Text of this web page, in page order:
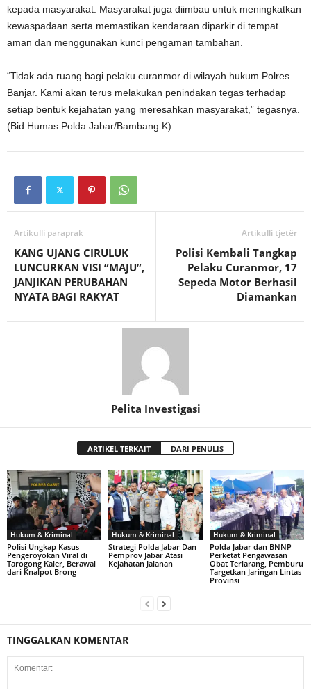
kepada masyarakat. Masyarakat juga diimbau untuk meningkatkan
kewaspadaan serta memastikan kendaraan diparkir di tempat
aman dan menggunakan kunci pengaman tambahan.
“Tidak ada ruang bagi pelaku curanmor di wilayah hukum Polres
Banjar. Kami akan terus melakukan penindakan tegas terhadap
setiap bentuk kejahatan yang meresahkan masyarakat,” tegasnya.
(Bid Humas Polda Jabar/Bambang.K)
Artikulli paraprak
KANG UJANG CIRULUK
LUNCURKAN VISI “MAJU”,
JANJIKAN PERUBAHAN
NYATA BAGI RAKYAT
Artikulli tjetër
Polisi Kembali Tangkap
Pelaku Curanmor, 17
Sepeda Motor Berhasil
Diamankan
Pelita Investigasi
ARTIKEL TERKAIT DARI PENULIS
Hukum & Kriminal
Polisi Ungkap Kasus
Pengeroyokan Viral di
Tarogong Kaler, Berawal
dari Knalpot Brong
Hukum & Kriminal
Strategi Polda Jabar Dan
Pemprov Jabar Atasi
Kejahatan Jalanan
Hukum & Kriminal
Polda Jabar dan BNNP
Perketat Pengawasan
Obat Terlarang, Pemburu
Targetkan Jaringan Lintas
Provinsi
TINGGALKAN KOMENTAR